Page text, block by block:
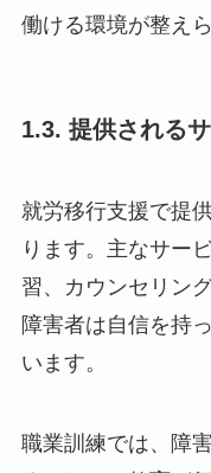
働ける環境が整えら
1.3. 提供される
就労移行支援で提
ります。主なサー
習、カウンセリン
障害者は自信を持
います。
職業訓練では、障